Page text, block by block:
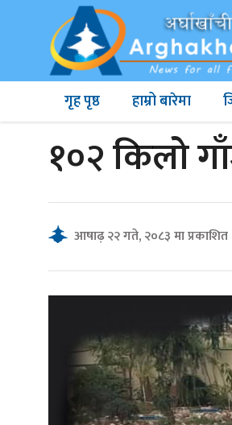
गृह पृष्ठ हाम्रो बारेमा
१०२ किलो
आषाढ़ २२ गते, २०८३ मा प्रकाशित